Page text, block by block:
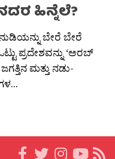
ಹಿನ್ನೆಲೆ?
ಬೇರೆ ಬೇರೆ
ಪ್ರದೇಶವನ್ನು ‘ಅರಬ್
ಮತ್ತು ನಡು-